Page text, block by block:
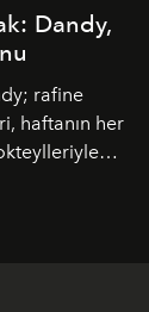
Dandy,
; rafine
haftanın her